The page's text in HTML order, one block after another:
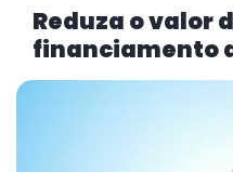
Reduza o valor
financiamento